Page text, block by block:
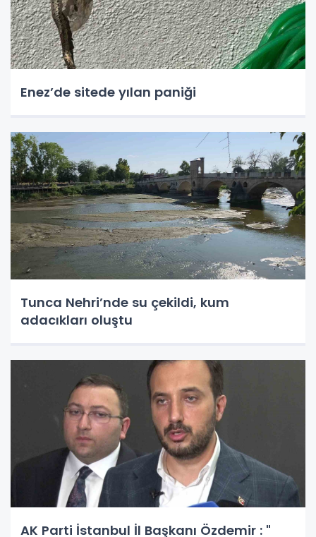
Enez’de sitede yılan paniği
Tunca Nehri’nde su çekildi, kum
adacıkları oluştu
AK Parti İstanbul İl Başkanı Özdemir : "